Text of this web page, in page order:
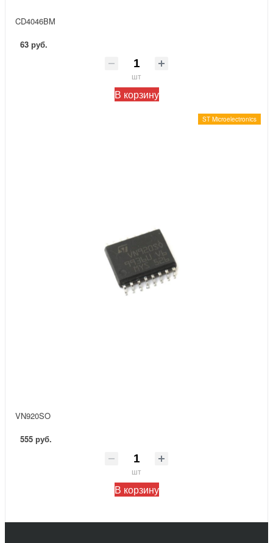
CD4046BM
63 руб.
шт
В корзину
ST Microelectronics
VN920SO
555 руб.
шт
В корзину